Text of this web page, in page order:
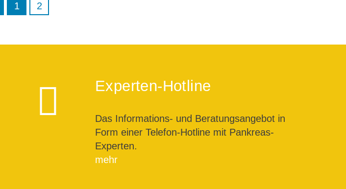
1 2
Experten-Hotline
Das Informations- und Beratungsangebot in
Form einer Telefon-Hotline mit Pankreas-
Experten.
mehr